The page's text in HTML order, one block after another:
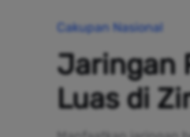
Cakupan Nasional
Jaringan
Luas di